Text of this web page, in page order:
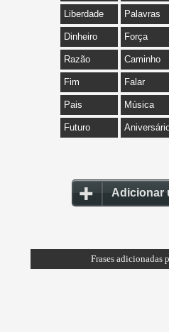
Liberdade Palavras
Dinheiro Força
Razão Caminho
Fim Falar
Pais Música
Futuro
Adicionar
Frases adicionadas